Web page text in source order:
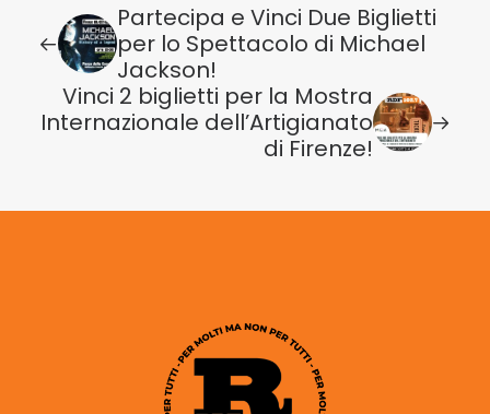
Partecipa e Vinci Due Biglietti
per lo Spettacolo di Michael
Jackson!
Vinci 2 biglietti per la Mostra
Internazionale dell’Artigianato
di Firenze!